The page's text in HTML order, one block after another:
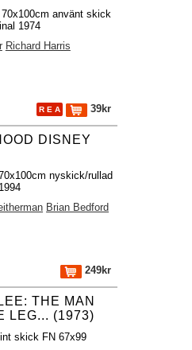
använt skick
1974
Richard Harris
R E A 39kr
DISNEY
nyskick/rullad
Brian Bedford
249kr
THE MAN
LEG... (1973)
skick FN 67x99